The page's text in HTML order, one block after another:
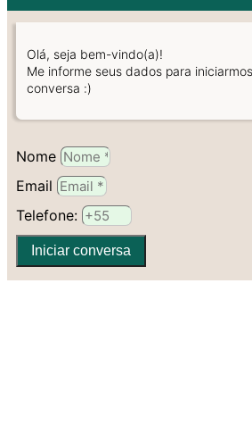
Olá, seja bem-vindo(a)!
Me informe seus dados para
conversa :)
Nome
Email
Telefone:
Iniciar conversa